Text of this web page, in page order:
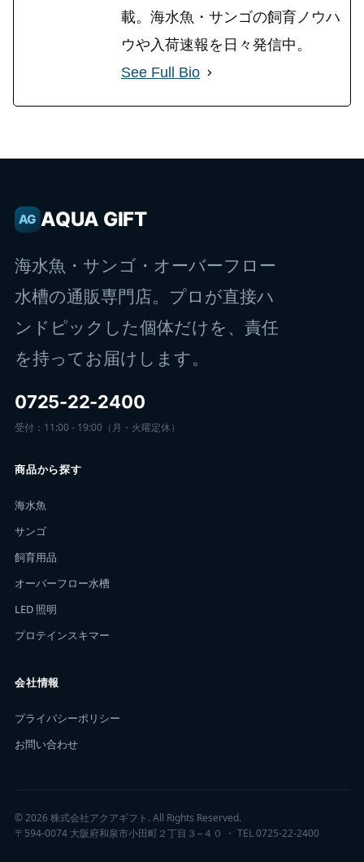
載。海水魚・サンゴの飼育ノウハ
ウや入荷速報を日々発信中。
See Full Bio
AG AQUA GIFT
海水魚・サンゴ・オーバーフロー
水槽の通販専門店。プロが直接ハ
ンドピックした個体だけを、責任
を持ってお届けします。
0725-22-2400
受付：11:00 - 19:00（月・火曜定休）
商品から探す
海水魚
サンゴ
飼育用品
オーバーフロー水槽
LED 照明
プロテインスキマー
会社情報
プライバシーポリシー
お問い合わせ
© 2026 株式会社アクアギフト. All Rights Reserved.
〒594-0074 大阪府和泉市小田町２丁目３−４０ ・ TEL 0725-22-2400